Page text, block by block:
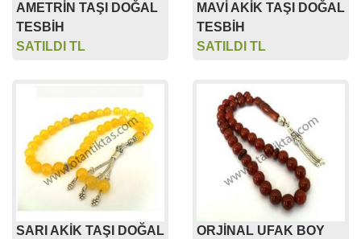
AMETRİN TAŞI DOĞAL
TESBİH
SATILDI TL
MAVİ AKİK TAŞI DOĞAL
TESBİH
SATILDI TL
SARI AKİK TAŞI DOĞAL
ORJİNAL UFAK BOY